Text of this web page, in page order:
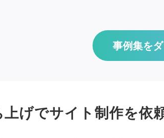
事例集を
げでサイト制作を依